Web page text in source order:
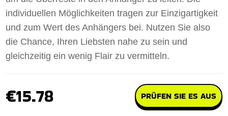
individuellen Möglichkeiten tragen zur Einzigartigkeit
und zum Wert des Anhängers bei. Nutzen Sie also
die Chance, Ihren Liebsten nahe zu sein und
gleichzeitig ein wenig Flair zu vermitteln.
€15.78 PRÜFEN SIE ES AUS